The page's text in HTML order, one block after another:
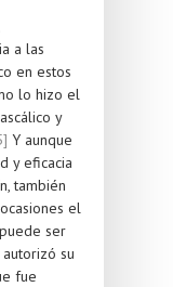
a las
en estos
lo hizo el
y
Y aunque
y eficacia
también
el
ser
su
fue